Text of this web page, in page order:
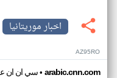
اخبار موريتانيا
AZ95RO
سي ان ان• arabic.cnn.com